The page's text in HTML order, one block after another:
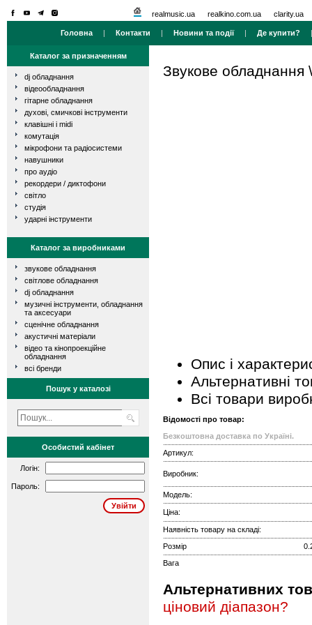
realmusic.ua realkino.com.ua clarity.ua
Головна | Контакти | Новини та події| Де купити?
Каталог за призначенням
dj обладнання
відеообладнання
гітарне обладнання
духові, смичкові інструменти
клавішні і midi
комутація
мікрофони та радіосистеми
навушники
про аудіо
рекордери / диктофони
світло
студія
ударні інструменти
Каталог за виробниками
звукове обладнання
світлове обладнання
dj обладнання
музичні інструменти, обладнання
та аксесуари
сценічне обладнання
акустичні матеріали
відео та кінопроекційне
обладнання
всі бренди
Пошук у каталозі
Особистий кабінет
Логін:
Пароль:
Звукове обладнання
Опис і
Альтернативні
Всі товари
Відомості про товар:
Безкоштовна доставка по Україні.
Артикул:
Виробник:
Модель:
Ціна:
Наявність товару на складі:
Розмір
Вага
Альтернативних
ціновий діапазон?